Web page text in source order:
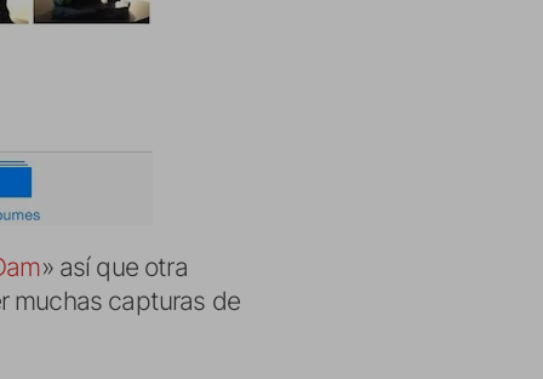
» así que otra
muchas capturas de